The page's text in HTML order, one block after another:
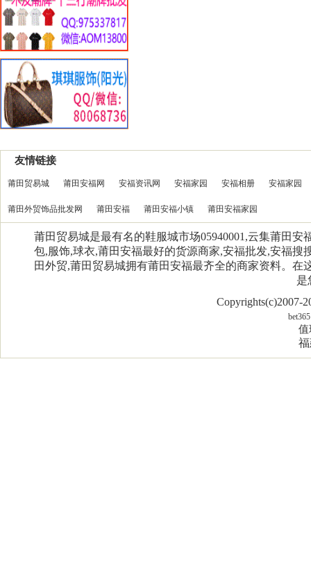
友情链接
莆田贸易城 莆田安福网 安福资讯网 安福家园 安福相册 安福家园
莆田外贸饰品批发网 莆田安福 莆田安福小镇 莆田安福家园
莆田贸易城是最有名的鞋服城市场05940001,云集莆田
包,服饰,球衣,莆田安福最好的货源商家,安福批发,安福
田外贸,莆田贸易城拥有莆田安福最齐全的商家资料。
是
Copyrights(c)2007-
bet365
值